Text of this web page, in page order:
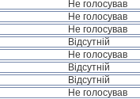
Не голосував
Не голосував
Не голосував
Відсутній
Не голосував
Відсутній
Відсутній
Не голосував